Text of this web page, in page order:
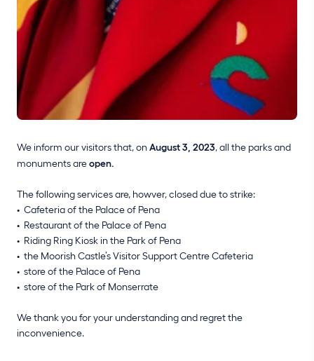
We inform our visitors that, on August 3, 2023, all the parks and
monuments areopen.
The following services are, howver, closed due to strike:
Cafeteria of the Palace of Pena
Restaurant of the Palace of Pena
Riding Ring Kiosk in the Park of Pena
the Moorish Castle’s Visitor Support Centre Cafeteria
store of the Palace of Pena
store of the Park of Monserrate
We thank you for your understanding and regret the
inconvenience.